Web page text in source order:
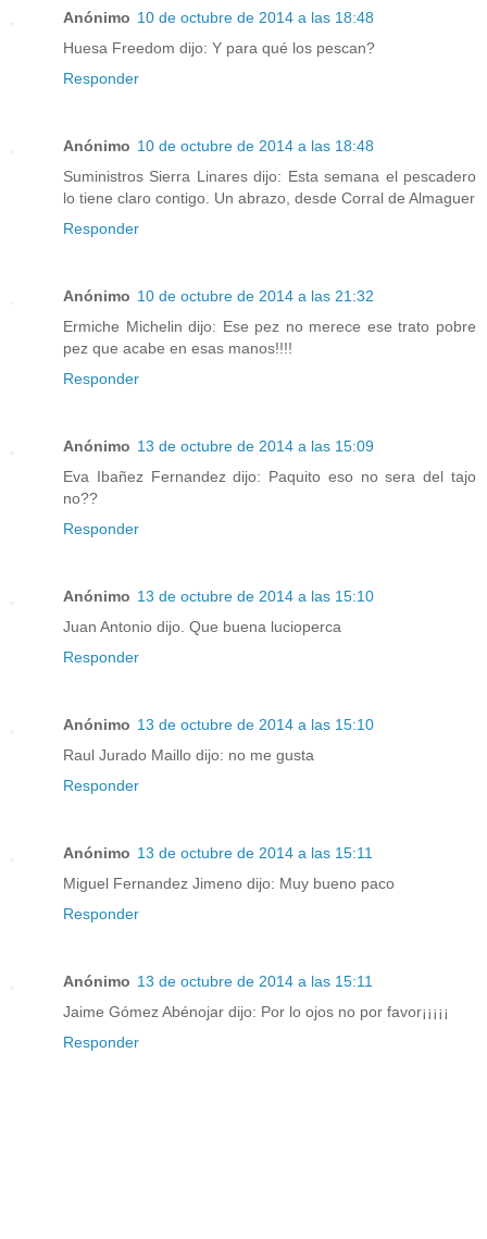
Anónimo 10 de octubre de 2014 a las 18:48
Huesa Freedom dijo: Y para qué los pescan?
Responder
Anónimo 10 de octubre de 2014 a las 18:48
Suministros Sierra Linares dijo: Esta semana el pescadero
lo tiene claro contigo. Un abrazo, desde Corral de Almaguer
Responder
Anónimo 10 de octubre de 2014 a las 21:32
Ermiche Michelin dijo: Ese pez no merece ese trato pobre
pez que acabe en esas manos!!!!
Responder
Anónimo 13 de octubre de 2014 a las 15:09
Eva Ibañez Fernandez dijo: Paquito eso no sera del tajo
no??
Responder
Anónimo 13 de octubre de 2014 a las 15:10
Juan Antonio dijo. Que buena lucioperca
Responder
Anónimo 13 de octubre de 2014 a las 15:10
Raul Jurado Maillo dijo: no me gusta
Responder
Anónimo 13 de octubre de 2014 a las 15:11
Miguel Fernandez Jimeno dijo: Muy bueno paco
Responder
Anónimo 13 de octubre de 2014 a las 15:11
Jaime Gómez Abénojar dijo: Por lo ojos no por favor¡¡¡¡¡
Responder